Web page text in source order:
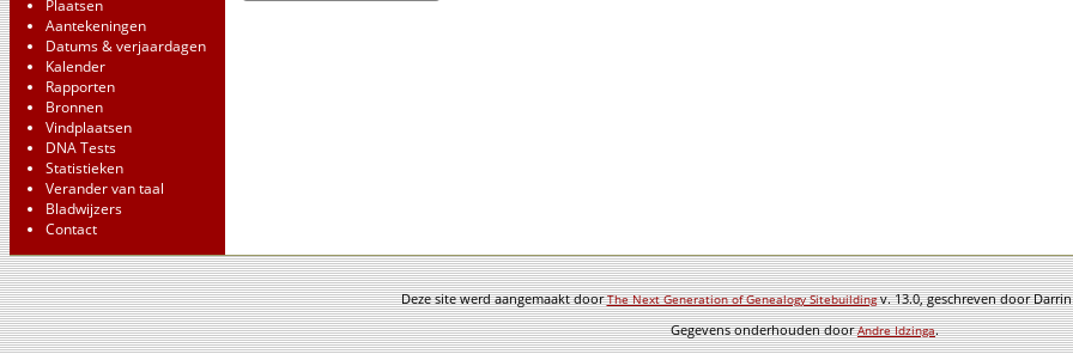
Plaatsen
Aantekeningen
Datums & verjaardagen
Kalender
Rapporten
Bronnen
Vindplaatsen
DNA Tests
Statistieken
Verander van taal
Bladwijzers
Contact
Deze site werd aangemaakt doorThe Next Generation of Genealogy Sitebuildingv. 13.0, geschreven door
Gegevens onderhouden doorAndre Idzinga.